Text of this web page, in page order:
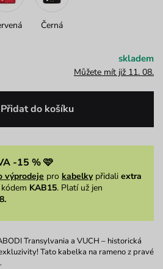
Černá
skladem
Můžete mít již 11. 08.
Přidat do košíku
-15 % 🩷
výprodeje pro kabelkypřidali extra
KAB15. Platí už jen
Transylvania a VUCH – historická
Tato kabelka na rameno z pravé